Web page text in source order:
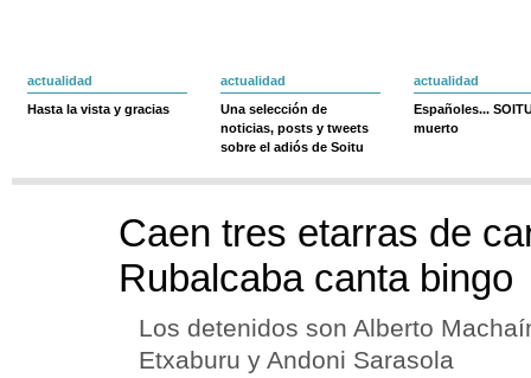
actualidad
Hasta la vista y gracias
actualidad
Una selección de
noticias, posts y tweets
sobre el adiós de Soitu
actualidad
Españoles...
muerto
Caen tres etarras de
Rubalcaba canta bingo
Los detenidos son Alberto
Etxaburu y Andoni Sarasola